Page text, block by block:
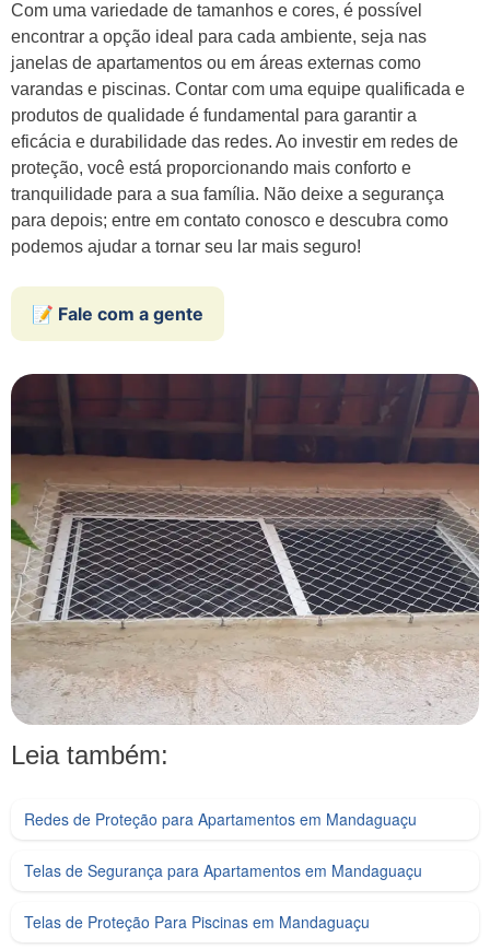
Com uma variedade de tamanhos e cores, é possível
encontrar a opção ideal para cada ambiente, seja nas
janelas de apartamentos ou em áreas externas como
varandas e piscinas. Contar com uma equipe qualificada e
produtos de qualidade é fundamental para garantir a
eficácia e durabilidade das redes. Ao investir em redes de
proteção, você está proporcionando mais conforto e
tranquilidade para a sua família. Não deixe a segurança
para depois; entre em contato conosco e descubra como
podemos ajudar a tornar seu lar mais seguro!
📝 Fale com a gente
Leia também:
Redes de Proteção para Apartamentos em Mandaguaçu
Telas de Segurança para Apartamentos em Mandaguaçu
Telas de Proteção Para Piscinas em Mandaguaçu